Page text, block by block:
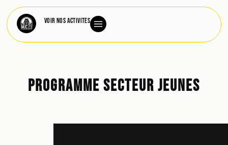
Voir nos activités
Programme Secteur Jeunes